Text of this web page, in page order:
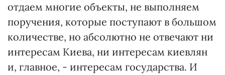
отдаем многие объекты, не выполняем
поручения, которые поступают в большом
количестве, но абсолютно не отвечают ни
интересам Киева, ни интересам киевлян
и, главное, - интересам государства. И